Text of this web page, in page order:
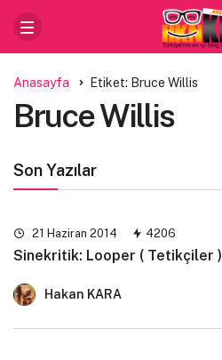
Anasayfa Etiket: Bruce Willis
Bruce Willis
Son Yazılar
21 Haziran 2014 4206
Sinekritik: Looper ( Tetikçiler )
Hakan KARA